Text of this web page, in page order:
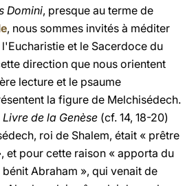
Domini, presque au terme de
, nous sommes invités à méditer
et le Sacerdoce du
direction que nous orientent
lecture et le psaume
la figure de Melchisédech.
Livre de la Genèse (cf. 14, 18-20)
roi de Shalem, était « prêtre
et pour cette raison « apporta du
Abraham », qui venait de